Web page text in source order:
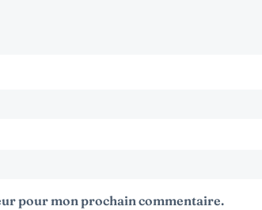
pour mon prochain commentaire.